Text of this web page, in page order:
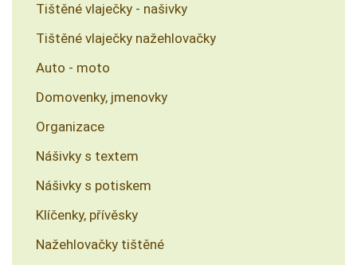
Tištěné vlaječky - našivky
Tištěné vlaječky nažehlovačky
Auto - moto
Domovenky, jmenovky
Organizace
Nášivky s textem
Nášivky s potiskem
Klíčenky, přívěsky
Nažehlovačky tištěné